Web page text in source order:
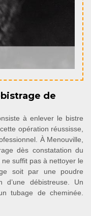
de
à enlever le bistre
opération réussisse,
À Menouville,
dès constatation du
suffit pas à nettoyer le
soit par une poudre
d’une débistreuse. Un
tubage de cheminée.